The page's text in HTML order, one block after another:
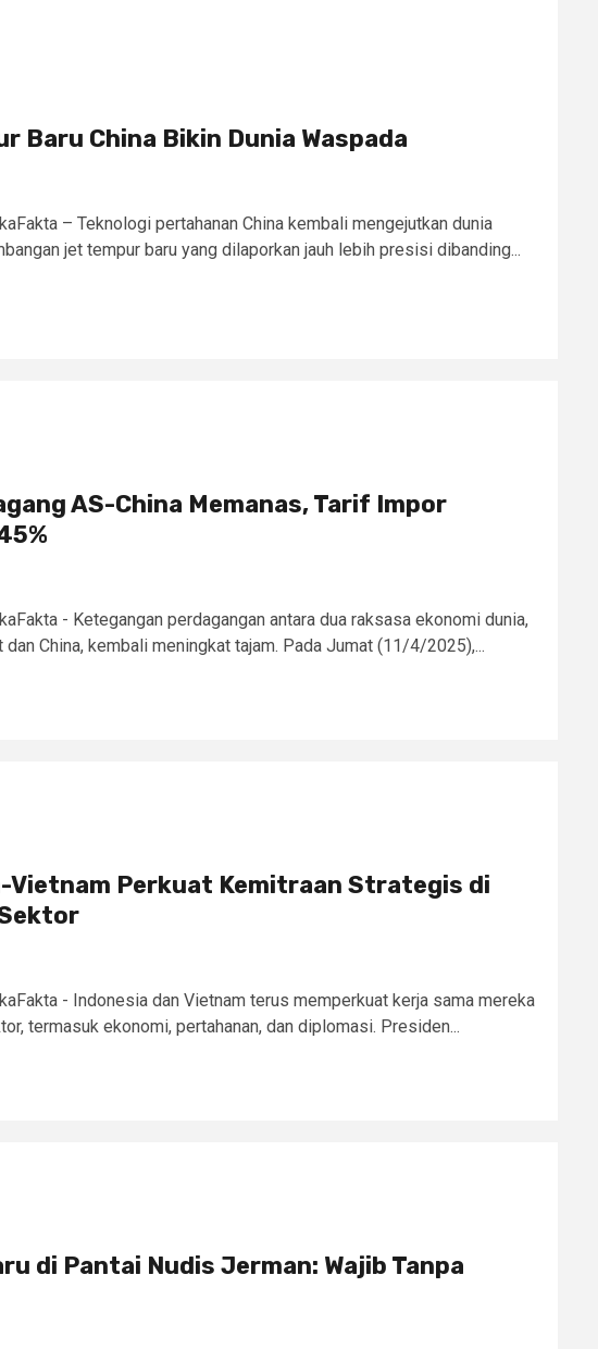
Baru China Bikin Dunia Waspada
– Teknologi pertahanan China kembali mengejutkan dunia
jet tempur baru yang dilaporkan jauh lebih presisi dibanding...
AS-China Memanas, Tarif Impor
- Ketegangan perdagangan antara dua raksasa ekonomi dunia,
dan China, kembali meningkat tajam. Pada Jumat (11/4/2025),...
Vietnam Perkuat Kemitraan Strategis di
- Indonesia dan Vietnam terus memperkuat kerja sama mereka
termasuk ekonomi, pertahanan, dan diplomasi. Presiden...
di Pantai Nudis Jerman: Wajib Tanpa